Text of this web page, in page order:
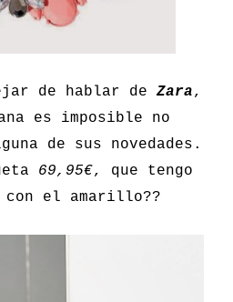
de hablar de Zara,
es imposible no
de sus novedades.
69,95€, que tengo
con el amarillo??